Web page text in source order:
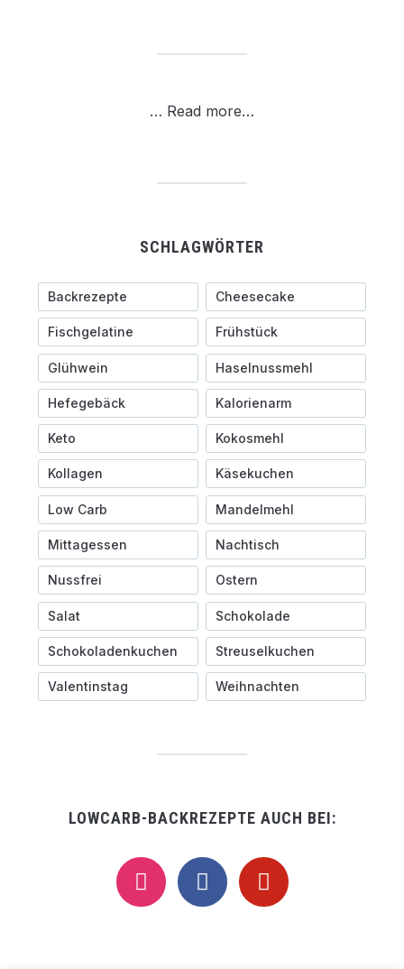
… Read more…
SCHLAGWÖRTER
Backrezepte Cheesecake
Fischgelatine Frühstück
Glühwein Haselnussmehl
Hefegebäck Kalorienarm
Keto Kokosmehl
Kollagen Käsekuchen
Low Carb Mandelmehl
Mittagessen Nachtisch
Nussfrei Ostern
Salat Schokolade
Schokoladenkuchen Streuselkuchen
Valentinstag Weihnachten
LOWCARB-BACKREZEPTE AUCH BEI:
instagramfacebookpinterest